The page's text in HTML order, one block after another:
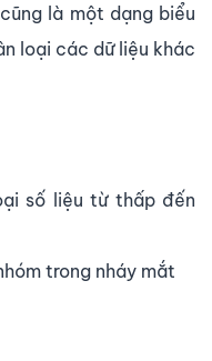
là một dạng biểu
loại các dữ liệu khác
số liệu từ thấp đến
trong nháy mắt